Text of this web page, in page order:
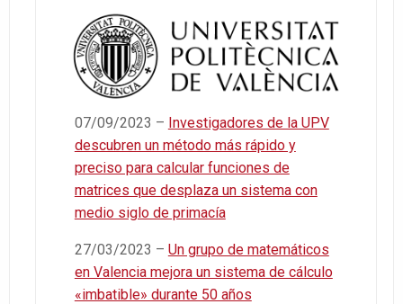
07/09/2023 – Investigadores de la UPV
descubren un método más rápido y
preciso para calcular funciones de
matrices que desplaza un sistema con
medio siglo de primacía
27/03/2023 – Un grupo de matemáticos
en Valencia mejora un sistema de cálculo
«imbatible» durante 50 años